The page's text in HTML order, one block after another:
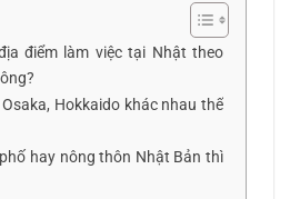
điểm làm việc tại Nhật theo
Hokkaido khác nhau thế
hay nông thôn Nhật Bản thì